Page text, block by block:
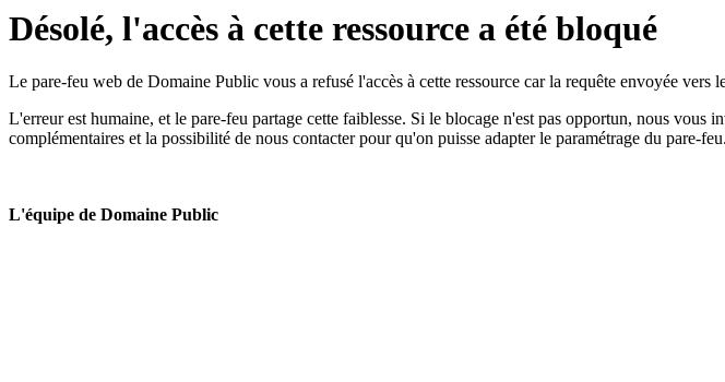
Désolé, l'accès à cette ressource a été bloqué
Le pare-feu web de Domaine Public vous a refusé l'accès à cette ressource car la requête envoyée vers
L'erreur est humaine, et le pare-feu partage cette faiblesse. Si le blocage n'est pas opportun, nous vous
complémentaires et la possibilité de nous contacter pour qu'on puisse adapter le paramétrage du pare-feu.
L'équipe de Domaine Public